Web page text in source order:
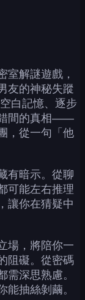
室解謎遊戲，
友的神秘失蹤
白記憶、逐步
錯間的真相——
，從一句「他
有暗示。從聊
可能左右推理
讓你在猜疑中
場，將陪你一
阻礙。從密碼
深思熟慮。
抽絲剝繭。